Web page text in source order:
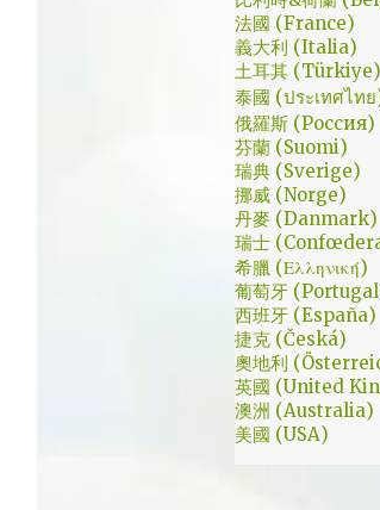
津樂道的，這部劇
的對話其實摘錄不
了起來，應該是從
公室談判開始 - 因
來。這太不韓劇了
弄掌心的談判…這倒
難倒是推理劇嗎?
嘴，這不應該是家
劇我第一個哭點和
被罵，媽媽放下便
場戲。然後我知道
這編劇藥下的好猛
細節就不說了，硬
第四集，不禁讓我
上演的時間。 還加
我就是PB的劇迷呀
法國 (France)
義大利 (Italia)
土耳其 (Türkiye)
泰國 (ประเทศไท
俄羅斯 (Россия)
芬蘭 (Suomi)
瑞典 (Sverige)
挪威 (Norge)
丹麥 (Danmark)
瑞士
希臘 (Ελληνική)
葡萄牙
西班牙 (España)
捷克 (Česká)
奧地利
英國 (United
澳洲 (Australia)
美國 (USA)